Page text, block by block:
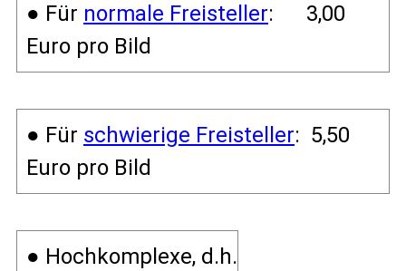
● Für normale Freisteller: 3,00
Euro pro Bild
● Für schwierige Freisteller: 5,50
Euro pro Bild
● Hochkomplexe, d.h.